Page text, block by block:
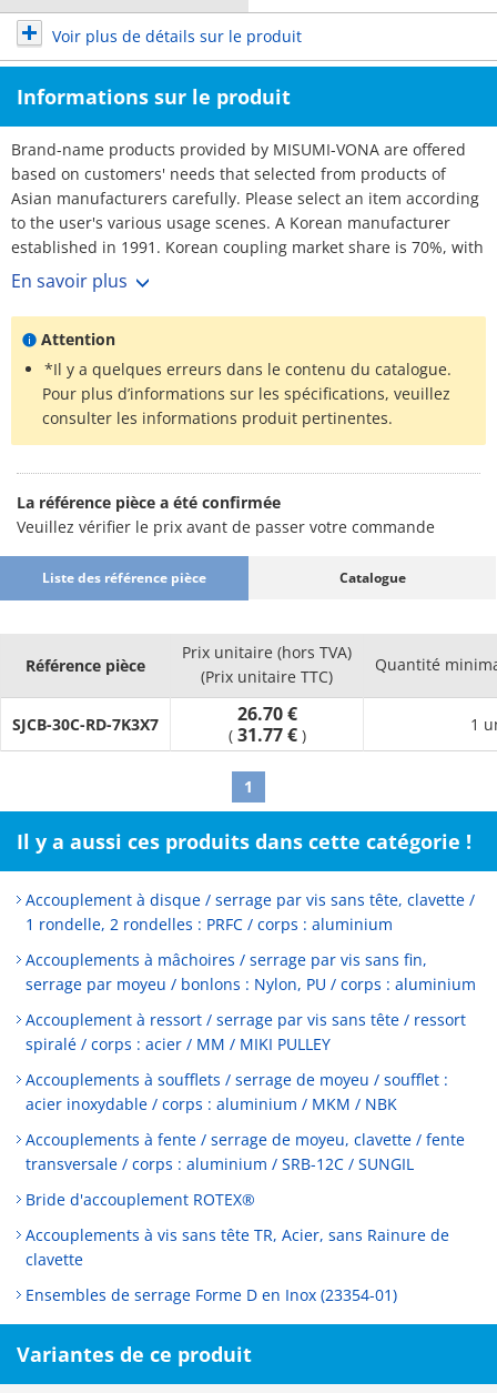
Voir plus de détails sur le produit
Informations sur le produit
Brand-name products provided by MISUMI-VONA are offered
based on customers' needs that selected from products of
Asian manufacturers carefully. Please select an item according
to the user's various usage scenes. A Korean manufacturer
established in 1991. Korean coupling market share is 70%, with
over 3,000 customers. No1 maker. Rich selection, and short
lead-times.
En savoir plus
Attention
*Il y a quelques erreurs dans le contenu du catalogue.
Pour plus d’informations sur les spécifications, veuillez
consulter les informations produit pertinentes.
La référence pièce a été confirmée
Veuillez vérifier le prix avant de passer votre commande
Liste des référence pièce Catalogue
Référence pièce
Prix unitaire (hors TVA)
(Prix unitaire TTC)
Quantité
SJCB-30C-RD-7K3X7 26.70 €
( 31.77 € )
1
1
Il y a aussi ces produits dans cette catégorie !
Accouplement à disque / serrage par vis sans tête, clavette /
1 rondelle, 2 rondelles : PRFC / corps : aluminium
Accouplements à mâchoires / serrage par vis sans fin,
serrage par moyeu / bonlons : Nylon, PU / corps : aluminium
Accouplement à ressort / serrage par vis sans tête / ressort
spiralé / corps : acier / MM / MIKI PULLEY
Accouplements à soufflets / serrage de moyeu / soufflet :
acier inoxydable / corps : aluminium / MKM / NBK
Accouplements à fente / serrage de moyeu, clavette / fente
transversale / corps : aluminium / SRB-12C / SUNGIL
Bride d'accouplement ROTEX®
Accouplements à vis sans tête TR, Acier, sans Rainure de
clavette
Ensembles de serrage Forme D en Inox (23354-01)
Variantes de ce produit